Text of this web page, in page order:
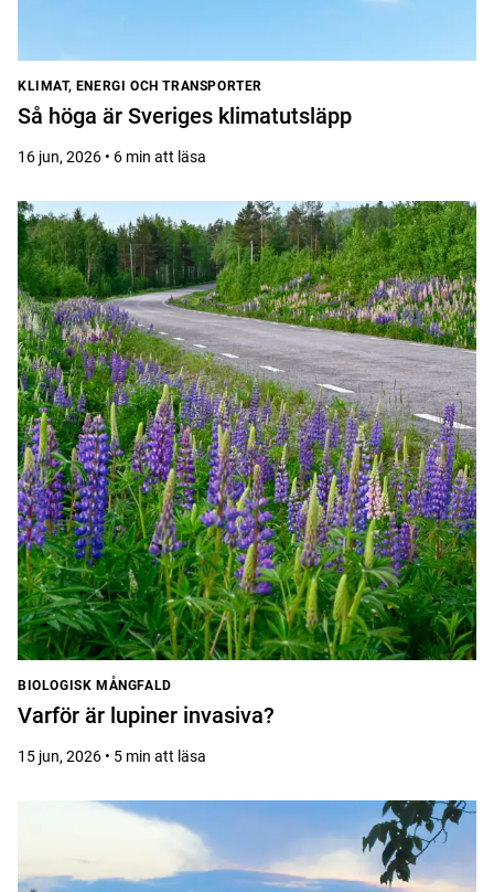
KLIMAT, ENERGI OCH TRANSPORTER
Så höga är Sveriges klimatutsläpp
16 jun, 2026 • 6 min att läsa
BIOLOGISK MÅNGFALD
Varför är lupiner invasiva?
15 jun, 2026 • 5 min att läsa